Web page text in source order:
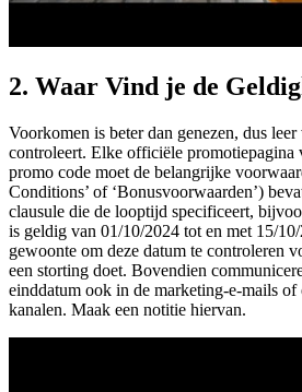
2. Waar Vind je de
Voorkomen is beter dan genezen, dus
controleert. Elke officiële promotiepagina
promo code moet de belangrijke
Conditions’ of ‘Bonusvoorwaarden’)
clausule die de looptijd specificeert,
is geldig van 01/10/2024 tot en met 15/
gewoonte om deze datum te controleren
een storting doet. Bovendien
einddatum ook in de marketing-e-mails of
kanalen. Maak een notitie hiervan.